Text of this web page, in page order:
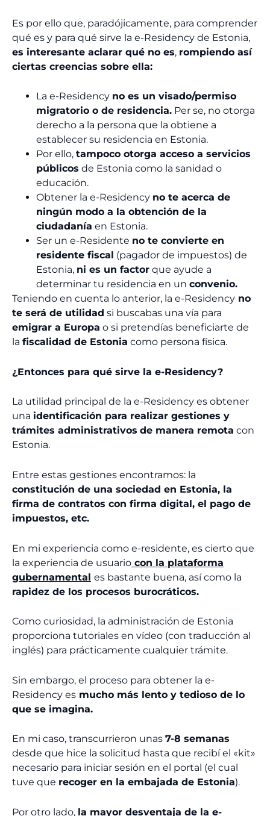
Es por ello que, paradójicamente, para comprender
qué es y para qué sirve la e-Residency de Estonia,
es interesante aclarar qué no es, rompiendo así
ciertas creencias sobre ella:
La e-Residency no es un visado/permiso
migratorio o de residencia. Per se, no otorga
derecho a la persona que la obtiene a
establecer su residencia en Estonia.
Por ello, tampoco otorga acceso a servicios
públicos de Estonia como la sanidad o
educación.
Obtener la e-Residency no te acerca de
ningún modo a la obtención de la
ciudadanía en Estonia.
Ser un e-Residente no te convierte en
residente fiscal (pagador de impuestos) de
Estonia, ni es un factor que ayude a
determinar tu residencia en un convenio.
Teniendo en cuenta lo anterior, la e-Residency no
te será de utilidad si buscabas una vía para
emigrar a Europa o si pretendías beneficiarte de
la fiscalidad de Estonia como persona física.
¿Entonces para qué sirve la e-Residency?
La utilidad principal de la e-Residency es obtener
una identificación para realizar gestiones y
trámites administrativos de manera remota con
Estonia.
Entre estas gestiones encontramos: la
constitución de una sociedad en Estonia, la
firma de contratos con firma digital, el pago de
impuestos, etc.
En mi experiencia como e-residente, es cierto que
la experiencia de usuario con la plataforma
gubernamental es bastante buena, así como la
rapidez de los procesos burocráticos.
Como curiosidad, la administración de Estonia
proporciona tutoriales en vídeo (con traducción al
inglés) para prácticamente cualquier trámite.
Sin embargo, el proceso para obtener la e-
Residency es mucho más lento y tedioso de lo
que se imagina.
En mi caso, transcurrieron unas 7-8 semanas
desde que hice la solicitud hasta que recibí el «kit»
necesario para iniciar sesión en el portal (el cual
tuve que recoger en la embajada de Estonia).
Por otro lado, la mayor desventaja de la e-